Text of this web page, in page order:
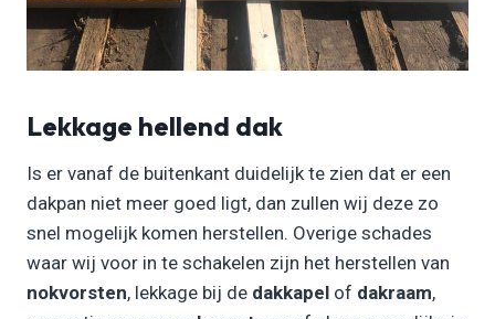
Lekkage hellend dak
Is er vanaf de buitenkant duidelijk te zien dat er een
dakpan niet meer goed ligt, dan zullen wij deze zo
snel mogelijk komen herstellen. Overige schades
waar wij voor in te schakelen zijn het herstellen van
nokvorsten, lekkage bij de dakkapel of dakraam,